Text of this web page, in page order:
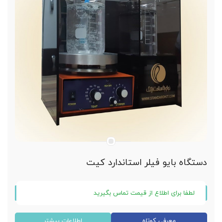
دستگاه بایو فیلر استاندارد کیت
دستگاه بایو فیلر استاندارد کیت
لطفا برای اطلاع از قیمت تماس بگیرید